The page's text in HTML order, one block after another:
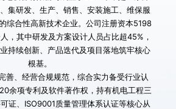
集研发、生产、销售、安装施工、维保服
综合性高新技术企业。公司注册资本5198
，其中研发及方案设计人员占比超45%，
持续创新、产品迭代及项目落地筑牢核心
根基。
余项专利及软件著作权，持有机电工程三
证、ISO9001质量管理体系认证等核心从